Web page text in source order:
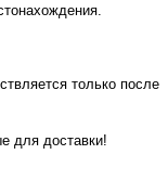
только после
для доставки!